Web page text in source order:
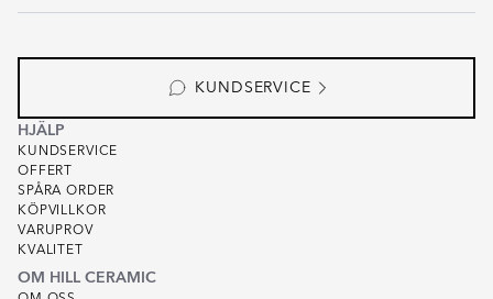
KUNDSERVICE
HJÄLP
KUNDSERVICE
OFFERT
SPÅRA ORDER
KÖPVILLKOR
VARUPROV
KVALITET
OM HILL CERAMIC